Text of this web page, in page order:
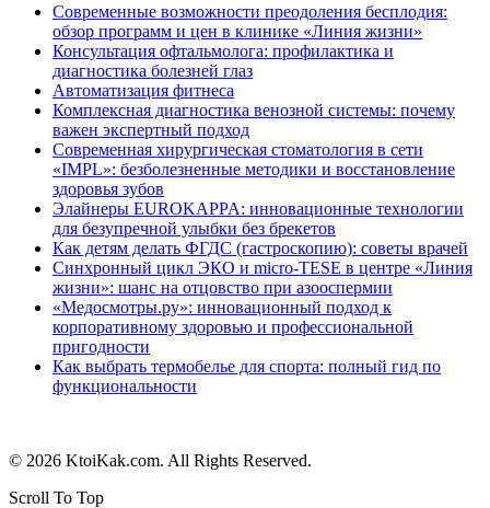
Современные возможности преодоления бесплодия:
обзор программ и цен в клинике «Линия жизни»
Консультация офтальмолога: профилактика и
диагностика болезней глаз
Автоматизация фитнеса
Комплексная диагностика венозной системы: почему
важен экспертный подход
Современная хирургическая стоматология в сети
«IMPL»: безболезненные методики и восстановление
здоровья зубов
Элайнеры EUROKAPPA: инновационные технологии
для безупречной улыбки без брекетов
Как детям делать ФГДС (гастроскопию): советы врачей
Синхронный цикл ЭКО и micro-TESE в центре «Линия
жизни»: шанс на отцовство при азооспермии
«Медосмотры.ру»: инновационный подход к
корпоративному здоровью и профессиональной
пригодности
Как выбрать термобелье для спорта: полный гид по
функциональности
© 2026 KtoiKak.com. All Rights Reserved.
Scroll To Top